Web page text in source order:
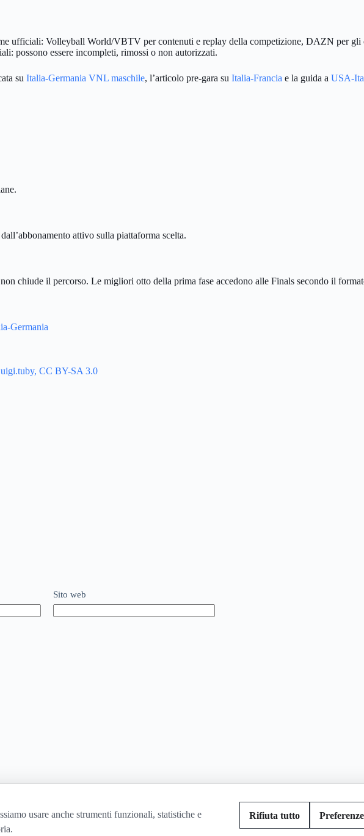
ufficiali: Volleyball World/VBTV per contenuti e replay della competizione, DAZN per
possono essere incompleti, rimossi o non autorizzati.
su Italia-Germania VNL maschile, l’articolo pre-gara su Italia-Francia e la guida a USA-
attivo sulla piattaforma scelta.
chiude il percorso. Le migliori otto della prima fase accedono alle Finals secondo il
Germania
CC BY-SA 3.0
Sito web
usare anche strumenti funzionali, statistiche e
Rifiuta tutto Preferenze